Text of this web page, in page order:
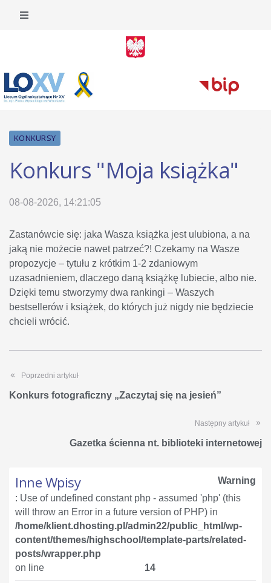
KONKURSY
Konkurs "Moja książka"
08-08-2026, 14:21:05
Zastanówcie się: jaka Wasza książka jest ulubiona, a na
jaką nie możecie nawet patrzeć?! Czekamy na Wasze
propozycje – tytułu z krótkim 1-2 zdaniowym
uzasadnieniem, dlaczego daną książkę lubiecie, albo nie.
Dzięki temu stworzymy dwa rankingi – Waszych
bestsellerów i książek, do których już nigdy nie będziecie
chcieli wrócić.
Poprzedni artykuł
Konkurs fotograficzny „Zaczytaj się na jesień”
Następny artykuł
Gazetka ścienna nt. biblioteki internetowej
Inne Wpisy
Warning
: Use of undefined constant php - assumed 'php' (this
will throw an Error in a future version of PHP) in
/home/klient.dhosting.pl/admin22/public_html/wp-
content/themes/highschool/template-parts/related-
posts/wrapper.php
on line
14